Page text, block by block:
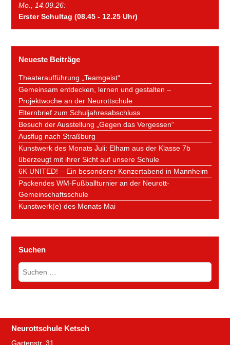
Mo., 14.09.26:
Erster Schultag (08.45 - 12.25 Uhr)
Neueste Beiträge
Theateraufführung „Teamgeist“
Gemeinsam entdecken, lernen und gestalten –
Projektwoche an der Neurottschule
Elternbrief zum Schuljahresabschluss
Besuch der Ausstellung „Gegen das Vergessen“
Ausflug nach Straßburg
Kunstwerk des Monats Juli: Elham aus der Klasse 7b
überzeugt mit ihrer Sicht auf unsere Schule
6K UNITED! – Ein besonderer Konzertabend in Mannheim
Packendes WM-Fußballturnier an der Neurott-
Gemeinschaftsschule
Kunstwerk(e) des Monats Mai
Suchen
nach:
Neurottschule Ketsch
Gartenstr. 31